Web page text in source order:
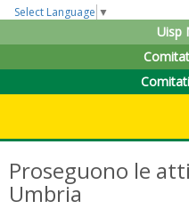
Select Language ▼
Uisp
Proseguono le
Umbria